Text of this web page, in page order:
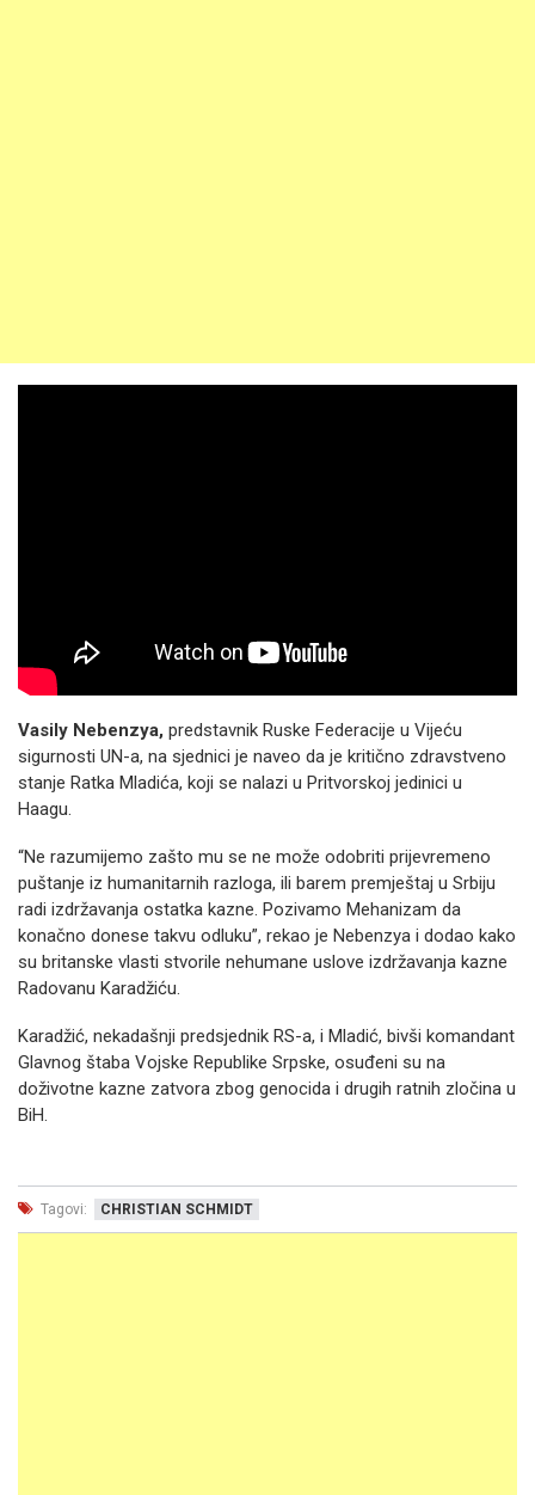
Vasily Nebenzya, predstavnik Ruske Federacije u Vijeću
sigurnosti UN-a, na sjednici je naveo da je kritično zdravstveno
stanje Ratka Mladića, koji se nalazi u Pritvorskoj jedinici u
Haagu.
“Ne razumijemo zašto mu se ne može odobriti prijevremeno
puštanje iz humanitarnih razloga, ili barem premještaj u Srbiju
radi izdržavanja ostatka kazne. Pozivamo Mehanizam da
konačno donese takvu odluku”, rekao je Nebenzya i dodao kako
su britanske vlasti stvorile nehumane uslove izdržavanja kazne
Radovanu Karadžiću.
Karadžić, nekadašnji predsjednik RS-a, i Mladić, bivši komandant
Glavnog štaba Vojske Republike Srpske, osuđeni su na
doživotne kazne zatvora zbog genocida i drugih ratnih zločina u
BiH.
Tagovi: CHRISTIAN SCHMIDT